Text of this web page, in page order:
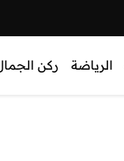
الرياضة ركن